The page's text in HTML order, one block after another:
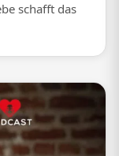
schafft das